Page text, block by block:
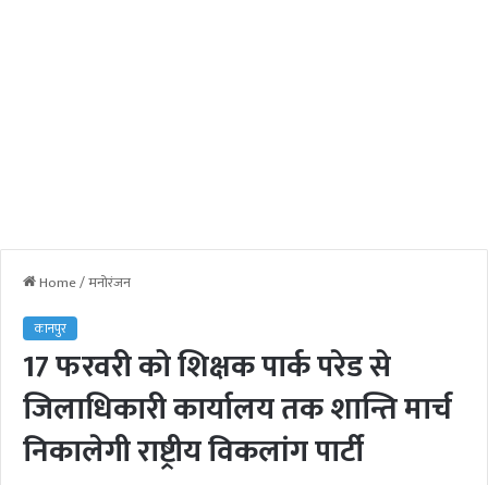
Home/मनोरंजन
कानपुर
17 फरवरी को शिक्षक पार्क परेड से
जिलाधिकारी कार्यालय तक शान्ति मार्च
निकालेगी राष्ट्रीय विकलांग पार्टी